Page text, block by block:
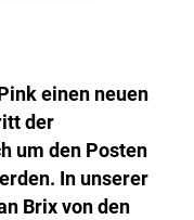
einen neuen
der
um den Posten
In unserer
Brix von den